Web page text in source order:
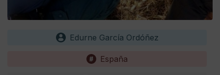
Edurne García Ordóñez
España